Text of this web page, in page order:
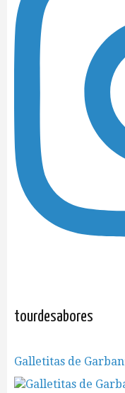
tourdesabores
Galletitas de